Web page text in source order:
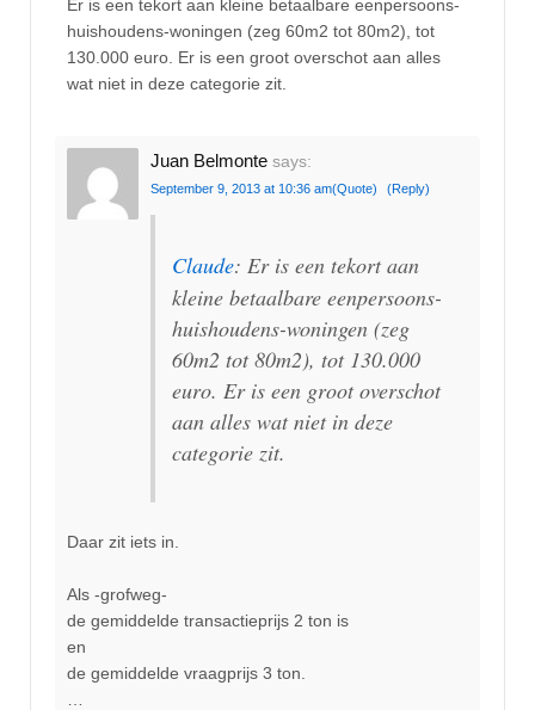
Er is een tekort aan kleine betaalbare eenpersoons-
huishoudens-woningen (zeg 60m2 tot 80m2), tot
130.000 euro. Er is een groot overschot aan alles
wat niet in deze categorie zit.
Juan Belmonte says:
September 9, 2013 at 10:36 am(Quote) (Reply)
Claude: Er is een tekort aan
kleine betaalbare eenpersoons-
huishoudens-woningen (zeg
60m2 tot 80m2), tot 130.000
euro. Er is een groot overschot
aan alles wat niet in deze
categorie zit.
Daar zit iets in.
Als -grofweg-
de gemiddelde transactieprijs 2 ton is
en
de gemiddelde vraagprijs 3 ton.
…